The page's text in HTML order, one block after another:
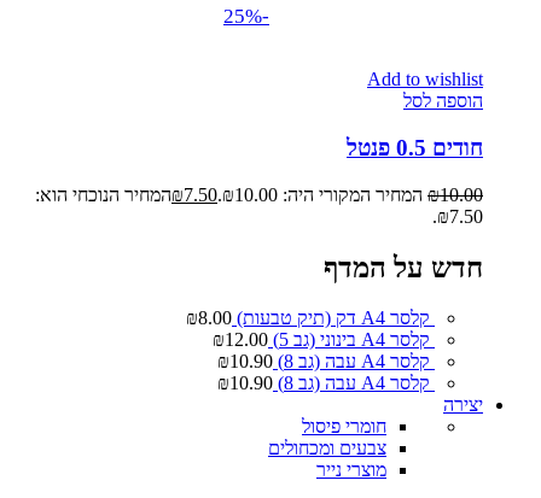
-25%
Add to wishlist
הוספה לסל
חודים 0.5 פנטל
₪10.00 המחיר המקורי היה: ₪10.00. ₪7.50
המחיר הנוכחי הוא:
₪7.50.
חדש על המדף
קלסר A4 דק (תיק טבעות) ₪8.00
קלסר A4 בינוני (גב 5)
₪12.00
קלסר A4 עבה (גב 8)
₪10.90
קלסר A4 עבה (גב 8)
₪10.90
יצירה
חומרי פיסול
צבעים ומכחולים
מוצרי נייר